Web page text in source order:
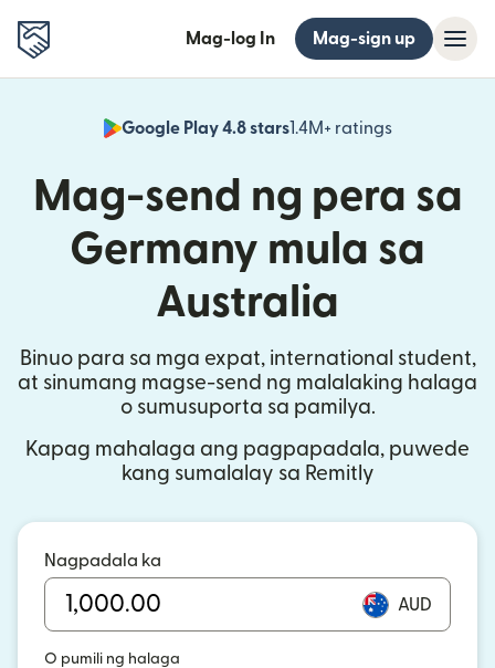
Mag-log In Mag-sign up
Google Play 4.8 stars1.4M+ ratings
(bubukas
Mag-send ng pera sa
Germany mula sa
Australia
Binuo para sa mga expat, international student,
at sinumang magse-send ng malalaking halaga
o sumusuporta sa pamilya.
Kapag mahalaga ang pagpapadala, puwede
kang sumalalay sa Remitly
Nagpadala ka
AUD
O pumili ng halaga